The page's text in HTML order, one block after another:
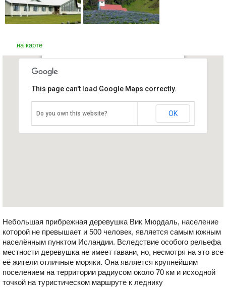
на карте
поселением в Исландии
This page can't load Google Maps correctly.
Do you own this website? OK
Небольшая прибрежная деревушка Вик Мюрдаль, население
которой не превышает и 500 человек, является самым южным
населённым пунктом Исландии. Вследствие особого рельефа
местности деревушка не имеет гавани, но, несмотря на это все
её жители отличные моряки. Она является крупнейшим
поселением на территории радиусом около 70 км и исходной
точкой на туристическом маршруте к леднику